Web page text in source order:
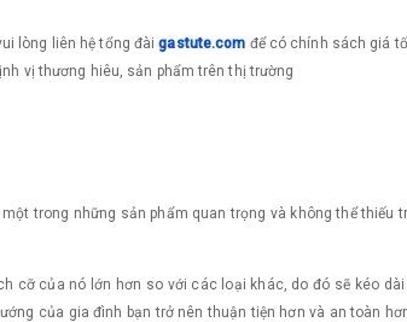
lòng liên hệ tổng đàigastute.com để có chính sách giá
vị thương hiêu, sản phẩm trên thị trường
trong những sản phẩm quan trọng và không thể
cỡ của nó lớn hơn so với các loại khác, do đó sẽ kéo
của gia đình bạn trở nên thuận tiện hơn và an toàn